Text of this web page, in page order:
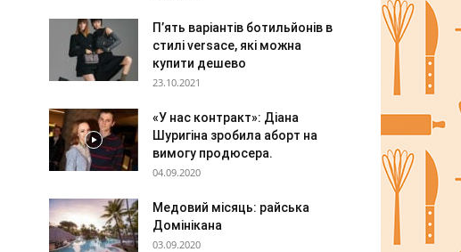
П’ять варіантів ботильйонів в
стилі versace, які можна
купити дешево
23.10.2021
«У нас контракт»: Діана
Шуригіна зробила аборт на
вимогу продюсера.
04.09.2020
Медовий місяць: райська
Домінікана
03.09.2020